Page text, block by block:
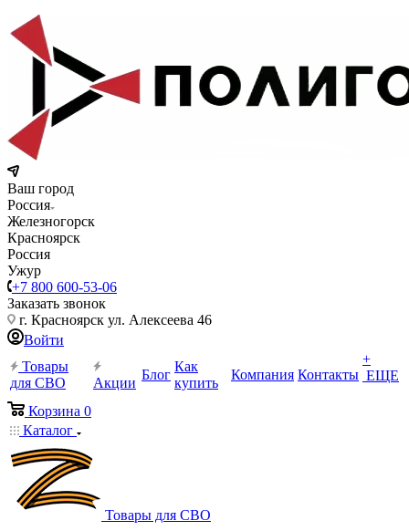
Ваш город
Россия
Железногорск
Красноярск
Россия
Ужур
+7 800 600-53-06
Заказать звонок
г. Красноярск ул. Алексеева 46
Войти
Товары
для СВО
Акции
Блог
Как
купить
Компания Контакты
+
ЕЩЕ
Корзина 0
Каталог
Товары для СВО